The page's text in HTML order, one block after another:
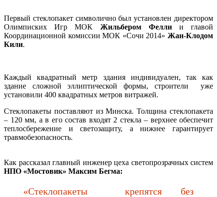
Первый стеклопакет символично был установлен директором
Олимписких Игр МОК Жильбером Феллии главой
Координационной комиссии МОК «Сочи 2014» Жан-Клодом
Кили.
Каждый квадратный метр здания индивидуален, так как
здание сложной эллиптической формы, строители уже
установили 400 квадратных метров витражей.
Стеклопакеты поставляют из Минска. Толщина стеклопакета
– 120 мм, а в его состав входят 2 стекла – верхнее обеспечит
теплосбережение и светозащиту, а нижнее гарантирует
травмобезопасность.
Как рассказал главный инженер цеха светопрозрачных систем
НПО «Мостовик» Максим Бегма:
«Стеклопакеты крепятся без